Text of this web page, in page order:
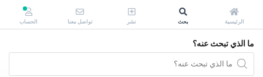
ما الذي تبحث عنه؟
الرئيسية بحث نشر تواصل معنا الحساب